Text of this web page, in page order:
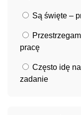
Są święte –
pracę
Często idę
zadanie